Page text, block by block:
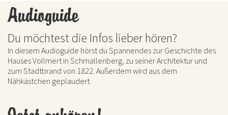
Audioguide
Du möchtest die Infos lieber hören?
In diesem Audioguide hörst du Spannendes zur Geschichte des
Hauses Vollmert in Schmallenberg, zu seiner Architektur und
zum Stadtbrand von 1822. Außerdem wird aus dem
Nähkästchen geplaudert.